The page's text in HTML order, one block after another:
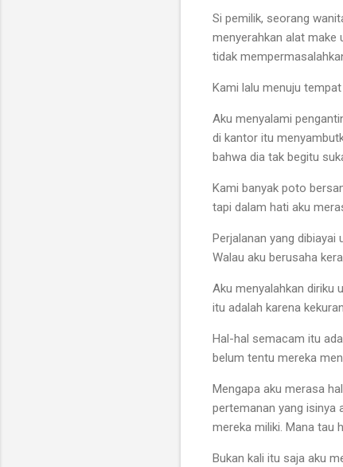
Si pemilik, seorang
menyerahkan alat make
tidak
Kami lalu menuju
Aku menyalami
di kantor itu
bahwa dia tak begitu
Kami banyak poto
tapi dalam hati aku
Perjalanan yang
Walau aku berusaha
Aku menyalahkan diriku
itu adalah karena
Hal-hal semacam itu
belum tentu mereka
Mengapa aku merasa
pertemanan yang isinya
mereka miliki. Mana tau
Bukan kali itu saja aku